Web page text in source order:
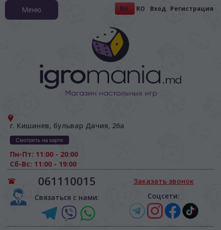
RU RO Вход Регистрация
г. Кишинев, бульвар Дачия, 26а
Смотреть на карте
Пн-Пт: 11:00 - 20:00
Сб-Вс: 11:00 - 19:00
061110015
Связаться с нами:
Заказать звонок
Соцсети:
Меню